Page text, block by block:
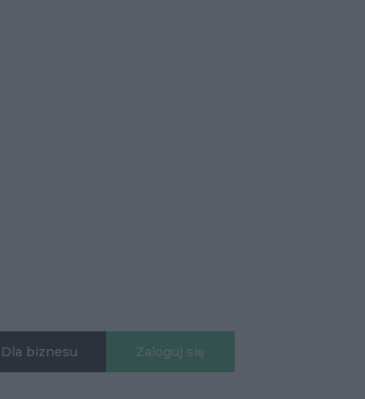
Dla biznesu Zaloguj się